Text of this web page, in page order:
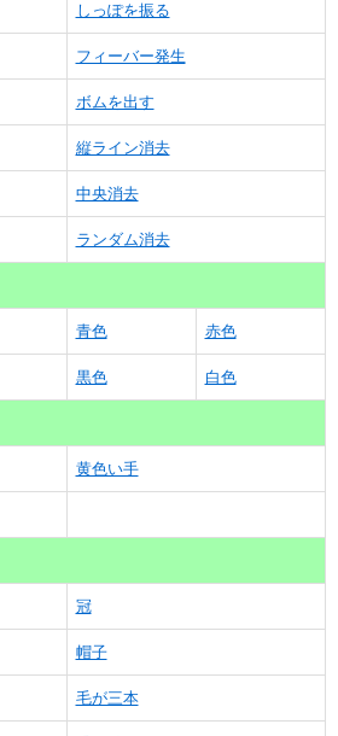
しっぽを振る
フィーバー発生
ボムを出す
縦ライン消去
中央消去
ランダム消去
青色 赤色
黒色 白色
黄色い手
冠
帽子
毛が三本